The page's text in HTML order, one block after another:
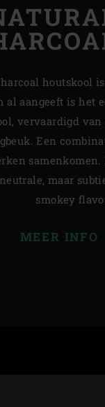
houtskool
al aangeeft is het
vervaardigd van
Een
samenkomen.
maar
smokey
MEER INFO